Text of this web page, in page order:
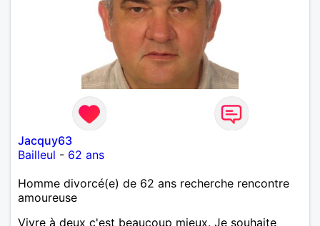
Jacquy63
Bailleul - 62 ans
Homme divorcé(e) de 62 ans recherche rencontre
amoureuse
Vivre à deux c'est beaucoup mieux. Je souhaite